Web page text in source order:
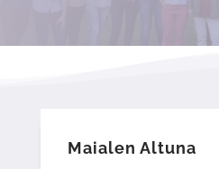
Maialen Altuna